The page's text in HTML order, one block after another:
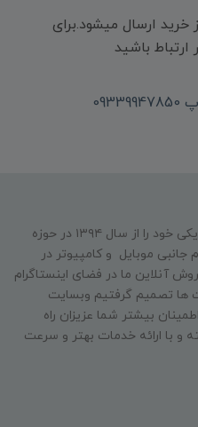
از خرید ارسال میشود.برای
باشید
فروشگاه عصر دیجیتال فعالیت فیزیکی خود را از سال ۱۳۹۴ در حوزه
موبایل و کامپیوتر در
آنلاین ما در فضای اینستاگرام
ها تصمیم گرفتیم وبسایت
بیشتر شما عزیزان راه
و با ارائه خدمات بهتر و سرعت